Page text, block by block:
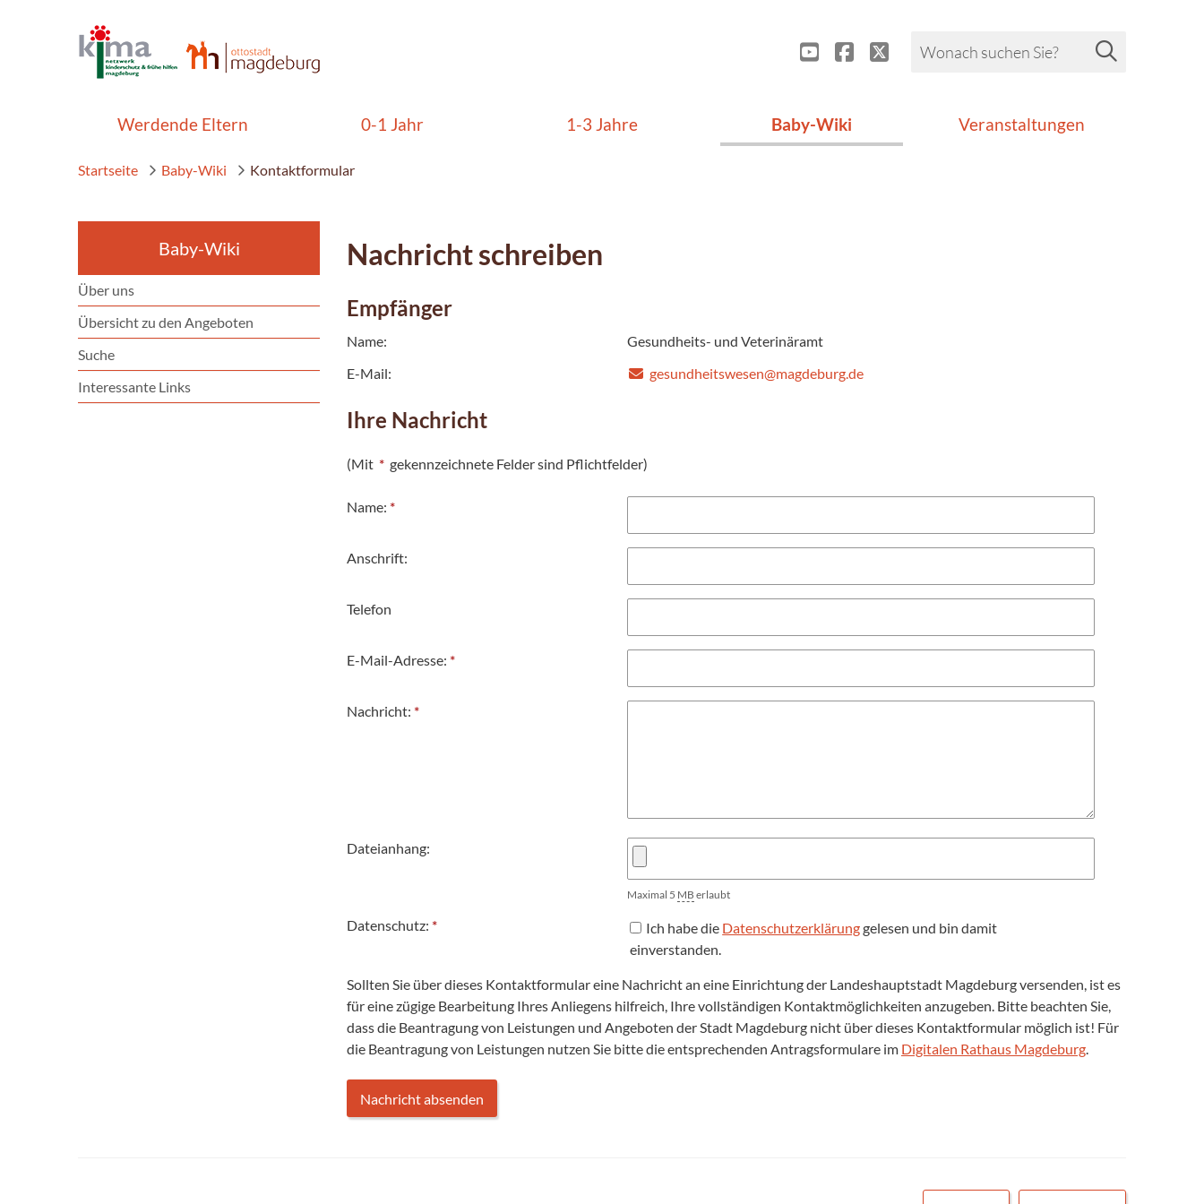
Werdende Eltern 0-1 Jahr 1-3 Jahre Baby-Wiki Veranstaltungen
Startseite Baby-Wiki Kontaktformular
Baby-Wiki
Über uns
Übersicht zu den Angeboten
Suche
Interessante Links
Nachricht schreiben
Empfänger
Name:
Gesundheits- und Veterinäramt
E-Mail:
gesundheitswesen@magdeburg.de
Ihre Nachricht
(Mit * gekennzeichnete Felder sind Pflichtfelder)
Name: *
Anschrift:
Telefon
E-Mail-Adresse: *
Nachricht: *
Dateianhang:
Maximal 5 MB erlaubt
Datenschutz: * Ich habe die Datenschutzerklärunggelesen und bin damit
einverstanden.
Sollten Sie über dieses Kontaktformular eine Nachricht an eine Einrichtung der Landeshauptstadt Magdeburg versenden, ist es
für eine zügige Bearbeitung Ihres Anliegens hilfreich, Ihre vollständigen Kontaktmöglichkeiten anzugeben. Bitte beachten Sie,
dass die Beantragung von Leistungen und Angeboten der Stadt Magdeburg nicht über dieses Kontaktformular möglich ist! Für
die Beantragung von Leistungen nutzen Sie bitte die entsprechenden Antragsformulare im Digitalen Rathaus Magdeburg.